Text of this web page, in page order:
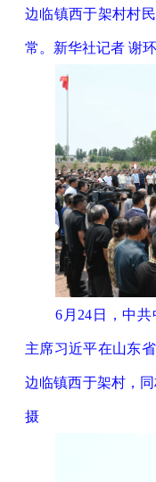
边临镇西于架村村
常。新华社记者 谢
6月24日，中
主席习近平在山东
边临镇西于架村，
摄